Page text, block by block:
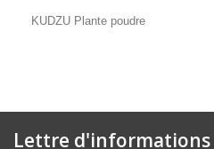
KUDZU Plante poudre
Lettre d'informations